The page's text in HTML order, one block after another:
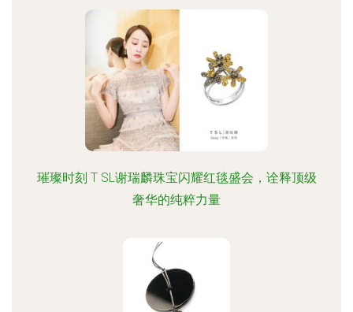
璀璨时刻 T SL谢瑞麟珠宝闪耀红毯盛会，诠释顶级
奢华的纯粹力量